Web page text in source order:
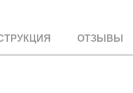
ОТЗЫВЫ